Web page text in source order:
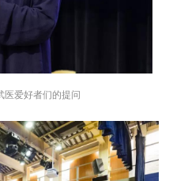
医爱好者们的提问